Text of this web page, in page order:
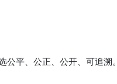
平、公正、公开、可追溯。